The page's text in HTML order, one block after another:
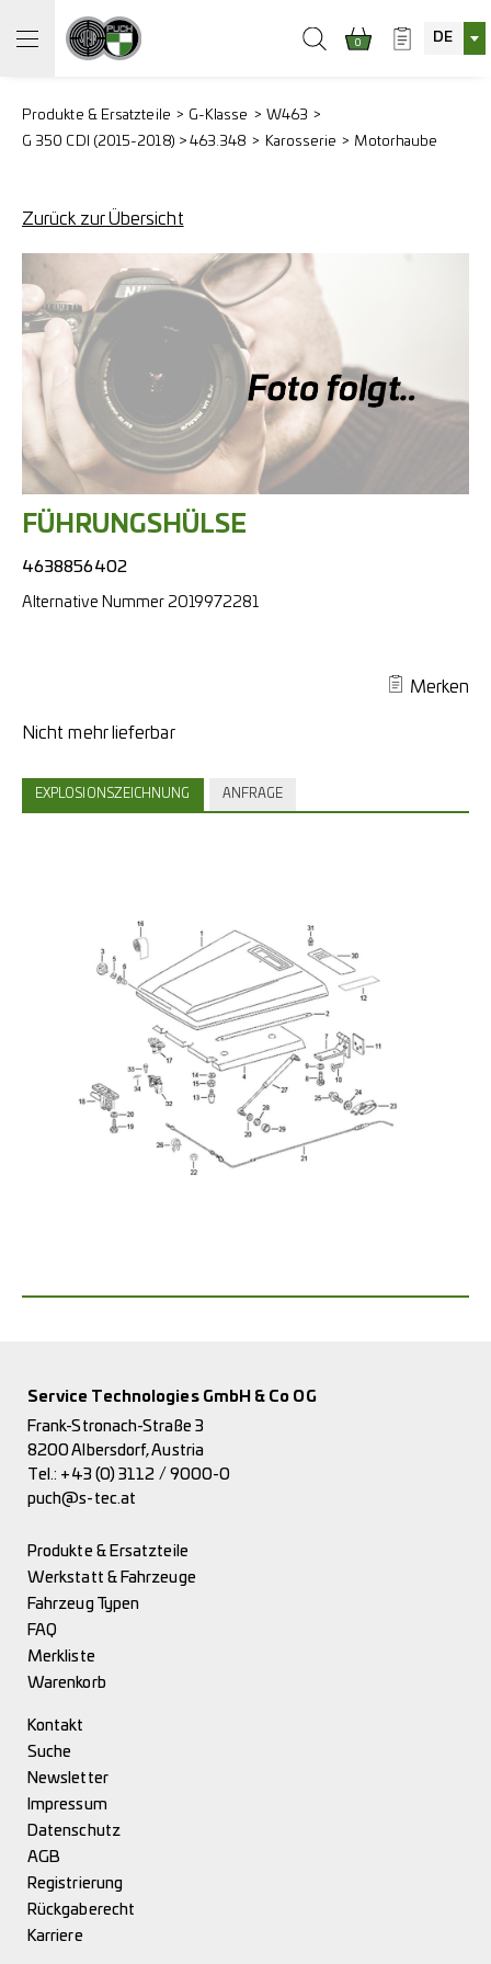
0 DE
Produkte & Ersatzteile G-Klasse
W463
G 350 CDI (2015-2018) > 463.348
Karosserie Motorhaube
Zurück zur Übersicht
FÜHRUNGSHÜLSE
4638856402
Alternative Nummer 2019972281
Merken
EXPLOSIONSZEICHNUNG ANFRAGE
Service Technologies GmbH & Co OG
Frank-Stronach-Straße 3
8200 Albersdorf, Austria
Tel.: +43 (0) 3112 / 9000-0
puch@s-tec.at
Produkte & Ersatzteile
Werkstatt & Fahrzeuge
Fahrzeug Typen
FAQ
Merkliste
Warenkorb
Kontakt
Suche
Newsletter
Impressum
Datenschutz
AGB
Registrierung
Rückgaberecht
Karriere